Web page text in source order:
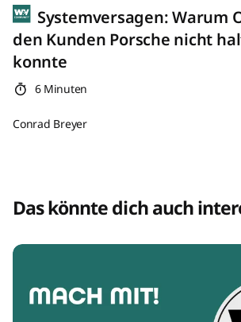
Systemversagen: Warum
den Kunden Porsche nicht
konnte
6 Minuten
Conrad Breyer
Das könnte dich auch